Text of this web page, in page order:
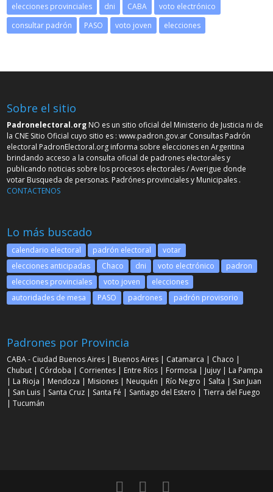
elecciones provinciales
dni CABA
voto electrónico
consultar padrón
PASO voto joven elecciones
Sobre el sitio
Padronelectoral.org NO es un sitio oficial del Ministerio de Justicia ni de
la CNE Sitio Oficial cuyo sitio es :www.padron.gov.ar Consultas Padrón
electoral PadronElectoral.org informa sobre elecciones en Argentina
brindando acceso a la consulta oficial de padrones electorales y
publicando noticias sobre los procesos electorales / Averigue donde
votar Busqueda de personas. Padrónes provinciales y Municipales .
CONTACTENOS
Lo más buscado
calendario electoral padrón electoral
votar
elecciones anticipadas
Chaco dni voto electrónico
padron
elecciones provinciales
voto joven
elecciones
autoridades de mesa
PASO padrones padrón provisorio
Padrones por Provincia
CABA - Ciudad Buenos Aires | Buenos Aires | Catamarca | Chaco |
Chubut | Córdoba | Corrientes | Entre Ríos | Formosa | Jujuy | La Pampa
| La Rioja | Mendoza | Misiones | Neuquén | Río Negro | Salta | San Juan
| San Luis | Santa Cruz | Santa Fé | Santiago del Estero |Tierra del Fuego
|Tucumán